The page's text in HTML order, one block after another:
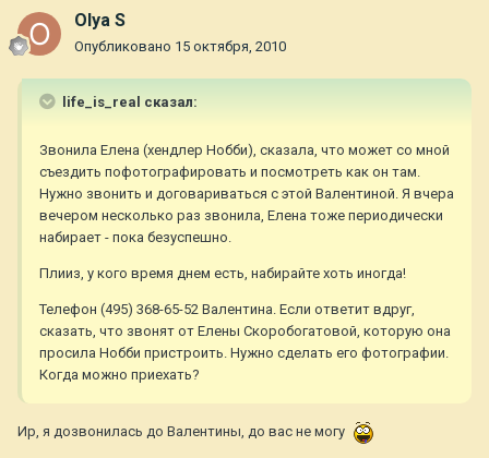
Olya S
Опубликовано 15 октября, 2010
life_is_real сказал:
Звонила Елена (хендлер Нобби), сказала, что может со мной
съездить пофотографировать и посмотреть как он там.
Нужно звонить и договариваться с этой Валентиной. Я вчера
вечером несколько раз звонила, Елена тоже периодически
набирает - пока безуспешно.
Плииз, у кого время днем есть, набирайте хоть иногда!
Телефон (495) 368-65-52 Валентина. Если ответит вдруг,
сказать, что звонят от Елены Скоробогатовой, которую она
просила Нобби пристроить. Нужно сделать его фотографии.
Когда можно приехать?
Ир, я дозвонилась до Валентины, до вас не могу